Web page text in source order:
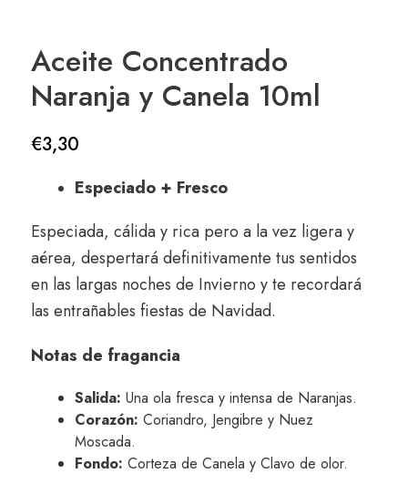
Aceite Concentrado
Naranja y Canela 10ml
€3,30
Especiado + Fresco
Especiada, cálida y rica pero a la vez ligera y
aérea, despertará definitivamente tus sentidos
en las largas noches de Invierno y te recordará
las entrañables fiestas de Navidad.
Notas de fragancia
Salida: Una ola fresca y intensa de Naranjas.
Corazón: Coriandro, Jengibre y Nuez
Moscada.
Fondo: Corteza de Canela y Clavo de olor.